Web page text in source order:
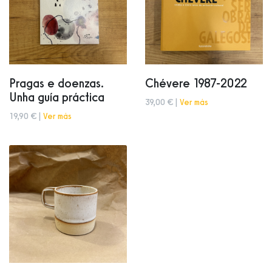
Pragas e doenzas.
Unha guía práctica
19,90 € | Ver más
Chévere 1987-2022
39,00 € | Ver más